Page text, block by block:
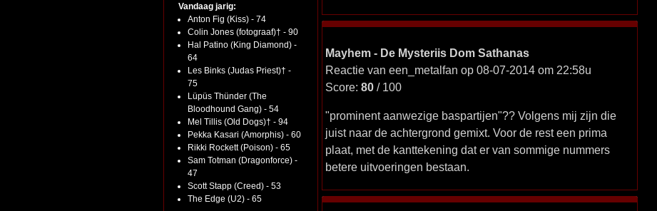
Vandaag jarig:
Anton Fig (Kiss) - 74
Colin Jones (fotograaf)† - 90
Hal Patino (King Diamond) -
64
Les Binks (Judas Priest)† -
75
Lüpüs Thünder (The
Bloodhound Gang) - 54
Mel Tillis (Old Dogs)† - 94
Pekka Kasari (Amorphis) - 60
Rikki Rockett (Poison) - 65
Sam Totman (Dragonforce) -
47
Scott Stapp (Creed) - 53
The Edge (U2) - 65
Mayhem - De Mysteriis Dom Sathanas
Reactie van een_metalfan op 08-07-2014 om 22:58u
Score: 80/ 100
"prominent aanwezige baspartijen"?? Volgens mij zijn die
juist naar de achtergrond gemixt. Voor de rest een prima
plaat, met de kanttekening dat er van sommige nummers
betere uitvoeringen bestaan.